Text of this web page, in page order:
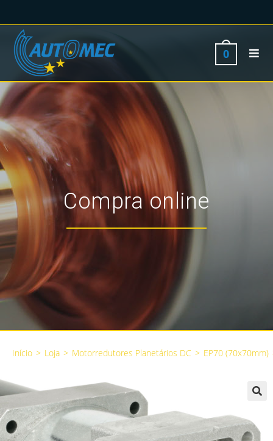
0
Compra online
Início > Loja > Motorredutores Planetários DC > EP70 (70x70mm)